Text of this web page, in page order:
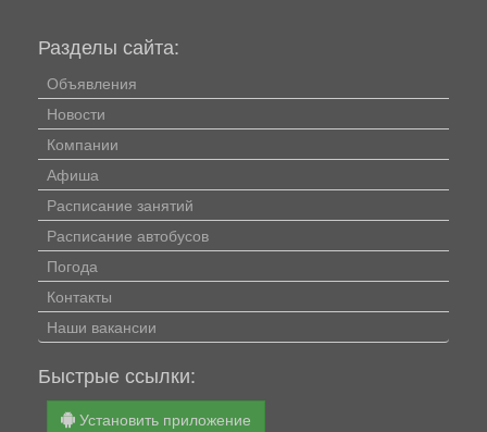
Разделы сайта:
Объявления
Новости
Компании
Афиша
Расписание занятий
Расписание автобусов
Погода
Контакты
Наши вакансии
Быстрые ссылки:
Установить приложение